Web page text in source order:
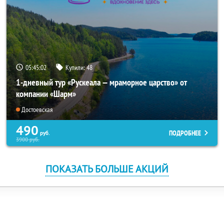
05:45:01 Купили:48
1-дневный тур «Рускеала — мраморное царство» от
компании «Шарм»
Достоевская
490 руб.
3900руб.
ПОДРОБНЕЕ
ПОКАЗАТЬ БОЛЬШЕ АКЦИЙ